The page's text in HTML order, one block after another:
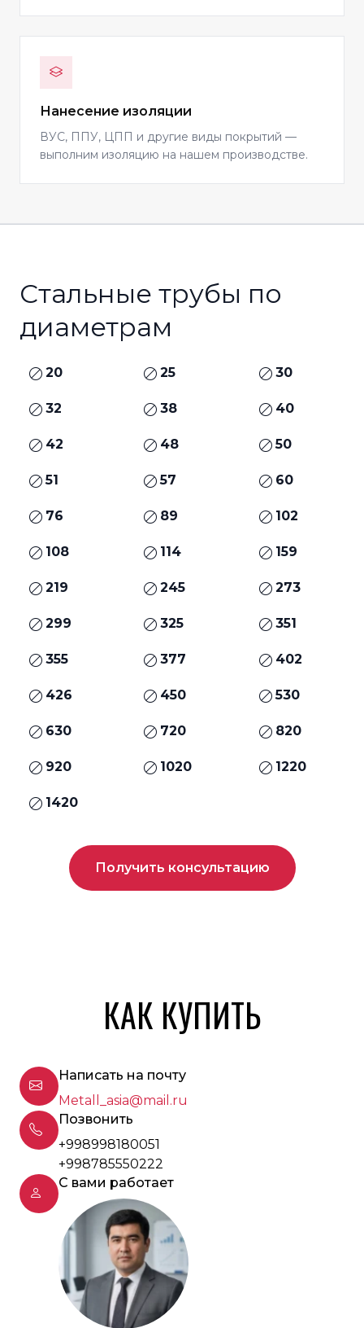
Нанесение изоляции
ВУС, ППУ, ЦПП и другие виды покрытий —
выполним изоляцию на нашем производстве.
Стальные трубы по
диаметрам
20 25 30
32 38 40
42 48 50
51 57 60
76 89 102
108 114 159
219 245 273
299 325 351
355 377 402
426 450 530
630 720 820
920 1020 1220
1420
Получить консультацию
КАК КУПИТЬ
Написать на почту
Metall_asia@mail.ru
Позвонить
+998998180051
+998785550222
С вами работает